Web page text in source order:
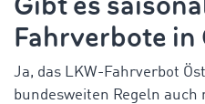
Fahrverbote in
Ja, das LKW-Fahrverbot
bundesweiten Regeln auch